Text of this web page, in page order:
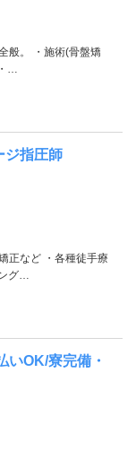
般。 ・施術(骨盤矯
…
ジ指圧師
正など ・各種徒手療
グ…
いOK/寮完備・